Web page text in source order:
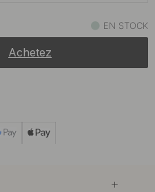
En stock
En stock
EN STOCK
Achetez